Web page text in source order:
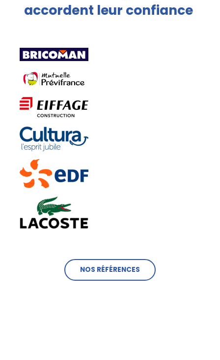
accordent leur confiance
NOS RÉFÉRENCES